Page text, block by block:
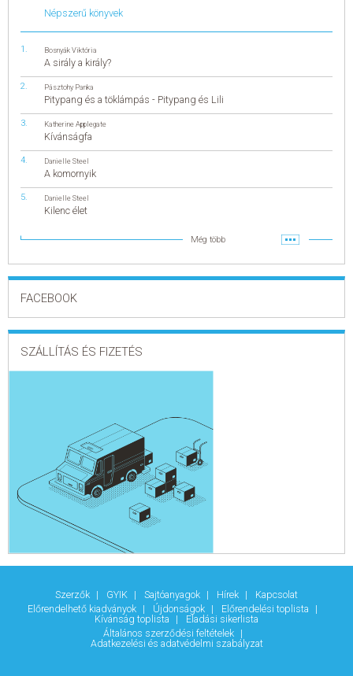
Népszerű könyvek
Bosnyák Viktória
A sirály a király?
Pásztohy Panka
Pitypang és a töklámpás - Pitypang és Lili
Katherine Applegate
Kívánságfa
Danielle Steel
A komornyik
Danielle Steel
Kilenc élet
Még több
FACEBOOK
SZÁLLÍTÁS ÉS FIZETÉS
Szerzők GYIK Sajtóanyagok Hírek
Kapcsolat
Előrendelhető kiadványok
Újdonságok
Előrendelési toplista
Kívánság toplista
Eladási sikerlista
Általános szerződési feltételek
Adatkezelési és adatvédelmi szabályzat